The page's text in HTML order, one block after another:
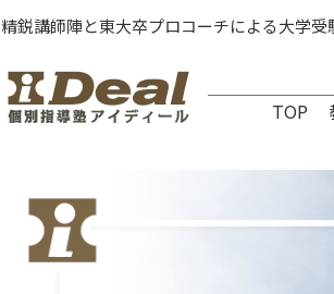
精鋭講師陣と東大卒プロコーチによる大学
TOP